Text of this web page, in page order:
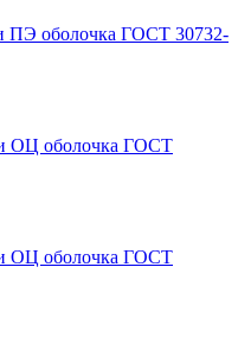
ПЭ оболочка ГОСТ 30732-
ОЦ оболочка ГОСТ
ОЦ оболочка ГОСТ